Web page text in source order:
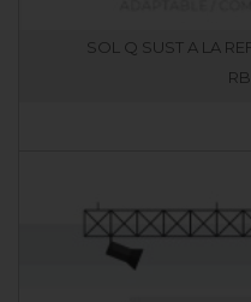
SOL Q SUST A LA